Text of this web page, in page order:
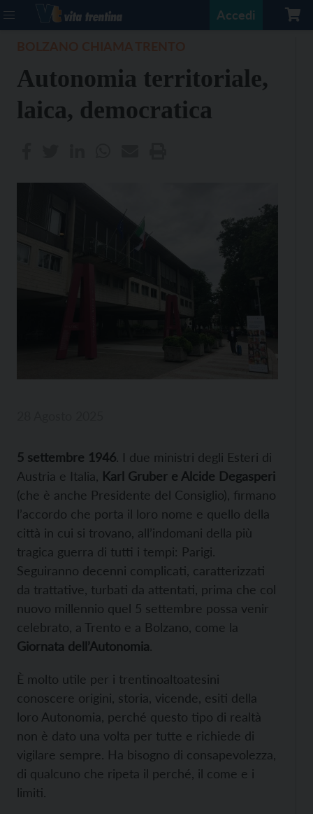
Accedi
Autonomia territoriale,
laica, democratica
5 settembre 1946. I due ministri degli Esteri di
Austria e Italia, Karl Gruber e Alcide Degasperi
(che è anche Presidente del Consiglio), firmano
l’accordo che porta il loro nome e quello della
città in cui si trovano, all’indomani della più
tragica guerra di tutti i tempi: Parigi.
Seguiranno decenni complicati, caratterizzati
da trattative, turbati da attentati, prima che col
nuovo millennio quel 5 settembre possa venir
celebrato, a Trento e a Bolzano, come la
Giornata dell’Autonomia.
È molto utile per i trentinoaltoatesini
conoscere origini, storia, vicende, esiti della
loro Autonomia, perché questo tipo di realtà
non è dato una volta per tutte e richiede di
vigilare sempre. Ha bisogno di consapevolezza,
di qualcuno che ripeta il perché, il come e i
limiti.